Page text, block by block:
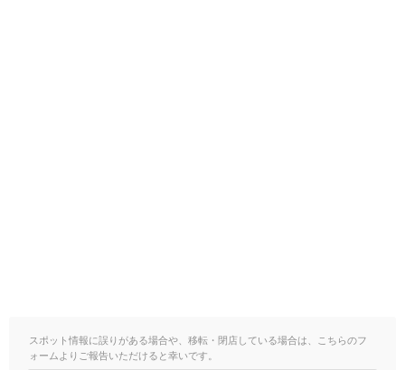
スポット情報に誤りがある場合や、移転・閉店している場合は、こちらのフ
ォームよりご報告いただけると幸いです。